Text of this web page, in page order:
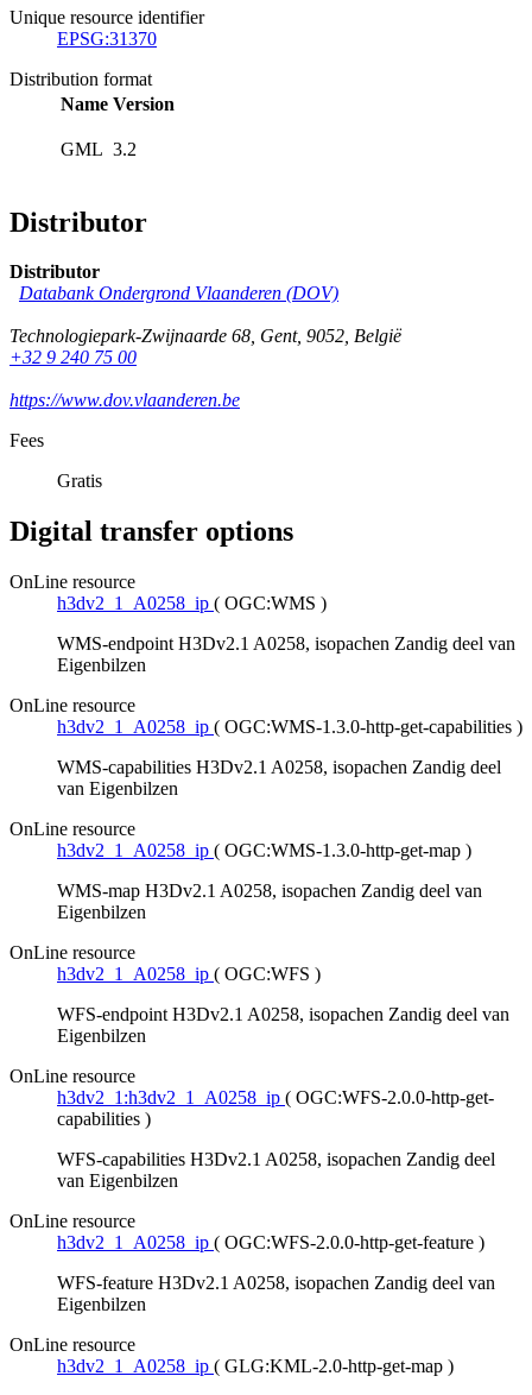
Unique resource identifier
EPSG:31370
Distribution format
Name Version
GML 3.2
Distributor
Distributor
Databank Ondergrond Vlaanderen (DOV)
Technologiepark-Zwijnaarde 68, Gent, 9052, België
+32 9 240 75 00
https://www.dov.vlaanderen.be
Fees
Gratis
Digital transfer options
OnLine resource
h3dv2_1_A0258_ip ( OGC:WMS )
WMS-endpoint H3Dv2.1 A0258, isopachen Zandig deel van
Eigenbilzen
OnLine resource
h3dv2_1_A0258_ip ( OGC:WMS-1.3.0-http-get-capabilities )
WMS-capabilities H3Dv2.1 A0258, isopachen Zandig deel
van Eigenbilzen
OnLine resource
h3dv2_1_A0258_ip ( OGC:WMS-1.3.0-http-get-map )
WMS-map H3Dv2.1 A0258, isopachen Zandig deel van
Eigenbilzen
OnLine resource
h3dv2_1_A0258_ip ( OGC:WFS )
WFS-endpoint H3Dv2.1 A0258, isopachen Zandig deel van
Eigenbilzen
OnLine resource
h3dv2_1:h3dv2_1_A0258_ip ( OGC:WFS-2.0.0-http-get-
capabilities )
WFS-capabilities H3Dv2.1 A0258, isopachen Zandig deel
van Eigenbilzen
OnLine resource
h3dv2_1_A0258_ip ( OGC:WFS-2.0.0-http-get-feature )
WFS-feature H3Dv2.1 A0258, isopachen Zandig deel van
Eigenbilzen
OnLine resource
h3dv2_1_A0258_ip ( GLG:KML-2.0-http-get-map )